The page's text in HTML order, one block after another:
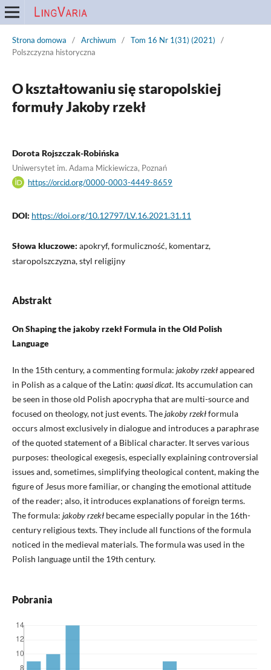
Strona domowa / Archiwum / Tom 16 Nr 1(31) (2021)
/
Polszczyzna historyczna
O kształtowaniu się staropolskiej
formuły Jakoby rzekł
Dorota Rojszczak-Robińska
Uniwersytet im. Adama Mickiewicza, Poznań
https://orcid.org/0000-0003-4449-8659
DOI: https://doi.org/10.12797/LV.16.2021.31.11
Słowa kluczowe: apokryf, formuliczność, komentarz,
staropolszczyzna, styl religijny
Abstrakt
On Shaping the jakoby rzekł Formula in the Old Polish
Language
In the 15th century, a commenting formula: jakoby rzekłappeared
in Polish as a calque of the Latin: quasi dicat. Its accumulation can
be seen in those old Polish apocrypha that are multi-source and
focused on theology, not just events. Thejakoby rzekłformula
occurs almost exclusively in dialogue and introduces a paraphrase
of the quoted statement of a Biblical character. It serves various
purposes: theological exegesis, especially explaining controversial
issues and, sometimes, simplifying theological content, making the
figure of Jesus more familiar, or changing the emotional attitude
of the reader; also, it introduces explanations of foreign terms.
The formula: jakoby rzekłbecame especially popular in the 16th-
century religious texts. They include all functions of the formula
noticed in the medieval materials. The formula was used in the
Polish language until the 19th century.
Pobrania